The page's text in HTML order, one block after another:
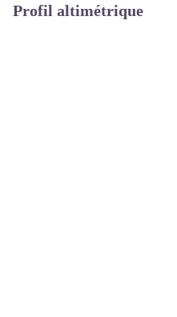
Profil altimétrique